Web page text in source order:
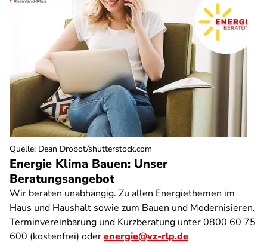
Energie Klima Bauen: Unser
Beratungsangebot
Wir beraten unabhängig. Zu allen Energiethemen im
Haus und Haushalt sowie zum Bauen und Modernisieren.
Terminvereinbarung und Kurzberatung unter 0800 60 75
600 (kostenfrei) oderenergie@vz-rlp.de
Quelle: Dean Drobot/shutterstock.com